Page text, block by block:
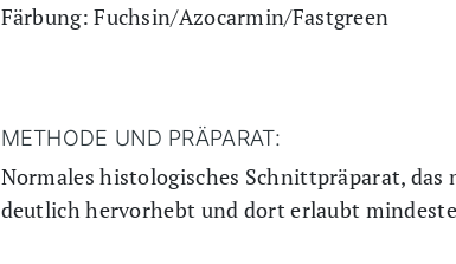
Färbung: Fuchsin/Azocarmin/Fastgreen
METHODE UND PRÄPARAT:
Normales histologisches Schnittpräparat,
deutlich hervorhebt und dort erlaubt